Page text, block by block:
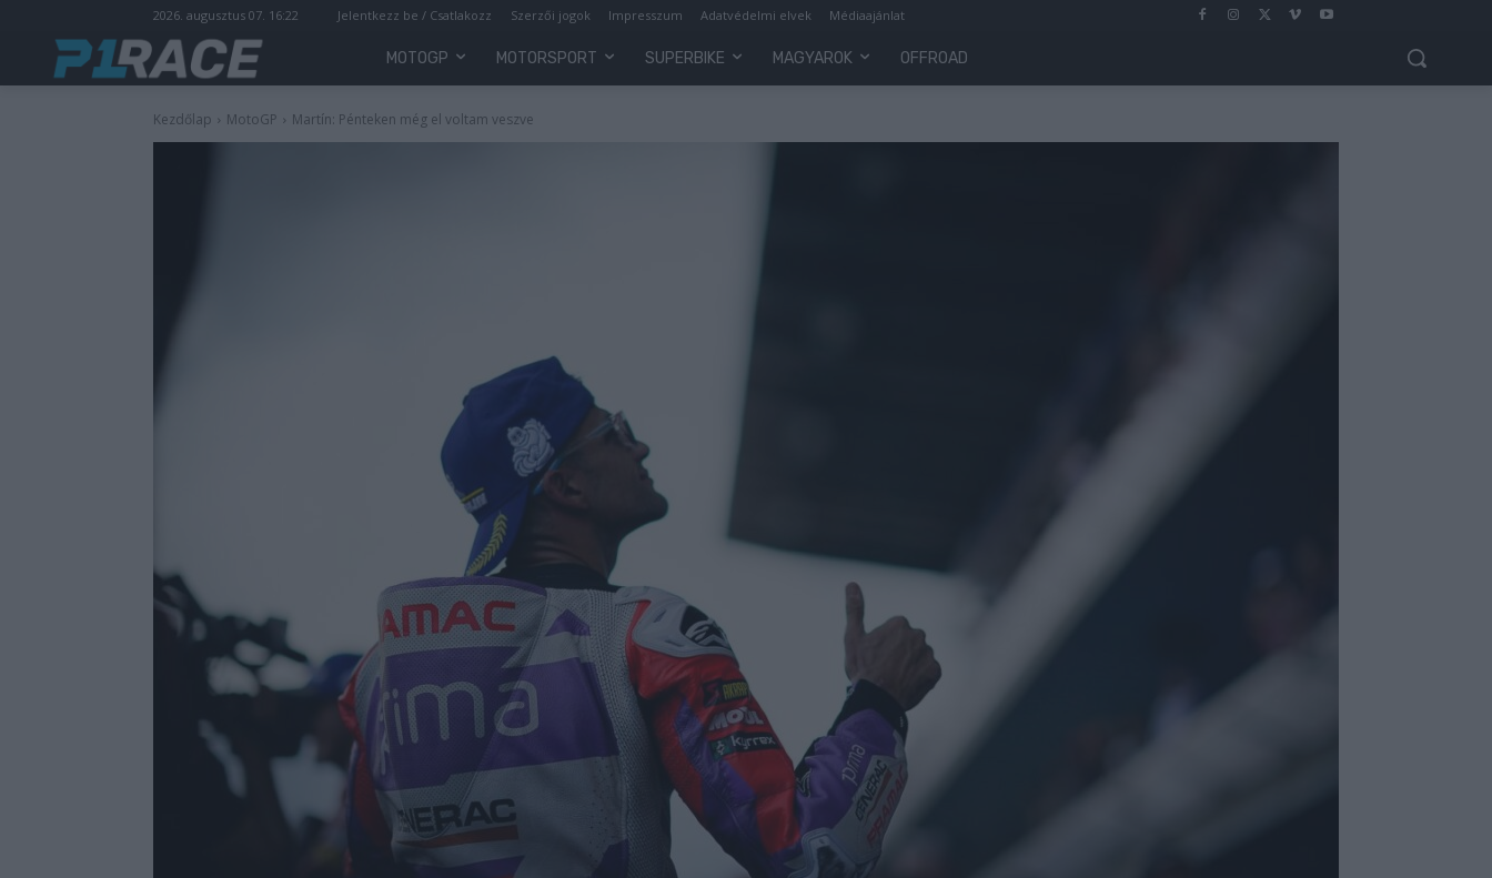
2026. augusztus 07. 16:22 Jelentkezz be / Csatlakozz Szerzői jogok Impresszum Adatvédelmi elvek Médiaajánlat
MOTOGP MOTORSPORT SUPERBIKE MAGYAROK OFFROAD
Kezdőlap MotoGP Martín: Pénteken még el voltam veszve